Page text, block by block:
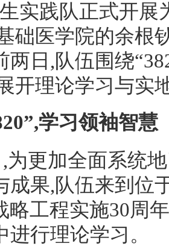
实践队正式开展
础医学院的余根
两日,队伍围绕
开理论学习与实
”,学习领袖智慧
为更加全面系统
成果,队伍来到位
略工程实施30周
进行理论学习。